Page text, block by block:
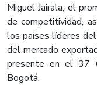
Miguel Jairala, el
de competitividad,
los países líderes
del mercado
presente en el 37
Bogotá.